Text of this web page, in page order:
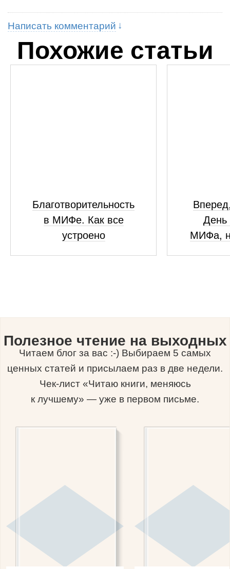
Написать комментарий
Похожие статьи
Благотворительность
в МИФе. Как все
устроено
День
МИФа,
Полезное чтение на выходных
Читаем блог за вас :-) Выбираем 5 самых
ценных статей и присылаем раз в две недели.
Чек-лист «Читаю книги, меняюсь
к лучшему» — уже в первом письме.